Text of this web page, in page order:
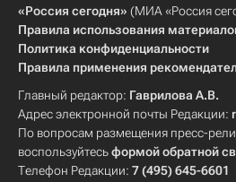
«Россия сегодня» (МИА «Россия
Правила использования
Политика конфиденциальности
Правила применения
Главный редактор: Гаврилова А.В.
Адрес электронной почты Редакции:
По вопросам размещения пресс-
воспользуйтесьформой обратной
Телефон Редакции: 7 (495) 645-6601